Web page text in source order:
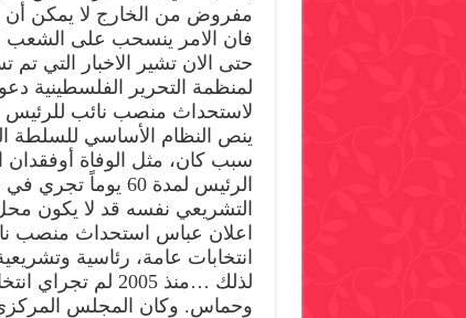
مفروض من الخارج لا يمكن أن
فان الامر ينسحب على الشعب
لاستحداث منصب نائب للرئيس
ينص النظام الأساسي للسلطة
سبب كان، مثل الوفاة
الرئيس لمدة 60
التشريعي نفسه قد لا يكون
اعلان عباس استحداث منصب
انتخابات عامة، رئاسية
لذلك …منذ 2005